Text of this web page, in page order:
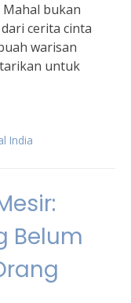
bukan
cerita cinta
warisan
untuk
India
Belum